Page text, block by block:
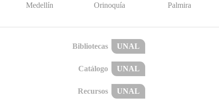
Medellín Orinoquía Palmira
Bibliotecas UNAL
Catálogo UNAL
Recursos UNAL